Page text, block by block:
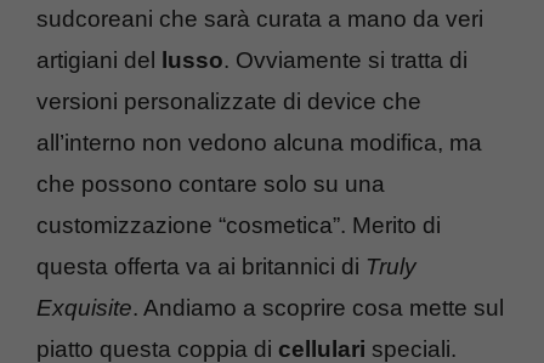
sudcoreani che sarà curata a mano da veri
artigiani del lusso. Ovviamente si tratta di
versioni personalizzate di device che
all’interno non vedono alcuna modifica, ma
che possono contare solo su una
customizzazione “cosmetica”. Merito di
questa offerta va ai britannici di Truly
Exquisite. Andiamo a scoprire cosa mette sul
piatto questa coppia di cellulari speciali.